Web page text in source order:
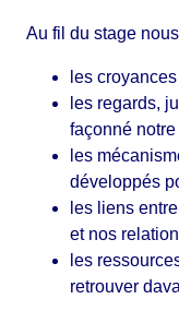
Au fil du stage
les
les regards,
façonné
les
développés
les liens
et nos
les
retrouver